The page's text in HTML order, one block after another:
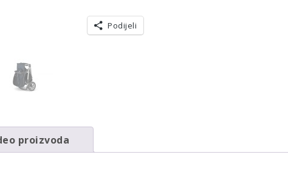
Podijeli
proizvoda